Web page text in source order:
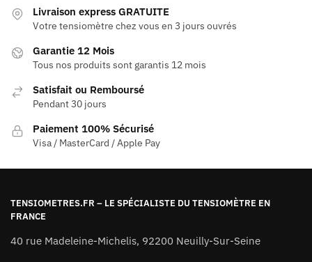
Livraison express GRATUITE
Votre tensiomètre chez vous en 3 jours ouvrés
Garantie 12 Mois
Tous nos produits sont garantis 12 mois
Satisfait ou Remboursé
Pendant 30 jours
Paiement 100% Sécurisé
Visa / MasterCard / Apple Pay
TENSIOMETRES.FR – LE SPÉCIALISTE DU TENSIOMÈTRE EN
FRANCE
40 rue Madeleine-Michelis, 92200 Neuilly-Sur-Seine